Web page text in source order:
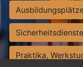
Sicherheitsdienste
Praktika,